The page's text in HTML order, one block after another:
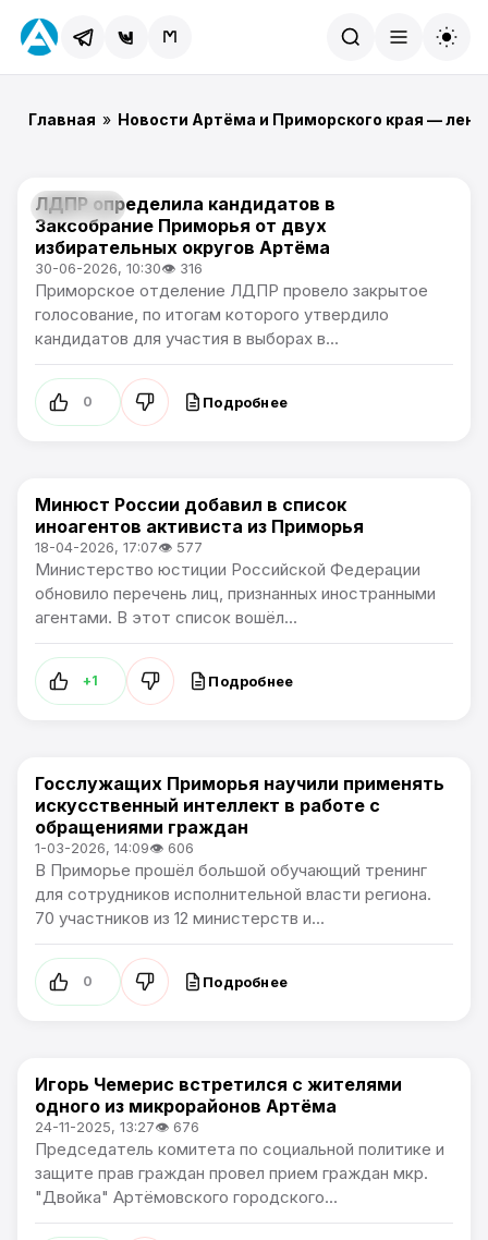
Главная » Новости Артёма и Приморского края —
Политика
ЛДПР определила кандидатов в
Заксобрание Приморья от двух
избирательных округов Артёма
30-06-2026, 10:30👁 316
Приморское отделение ЛДПР провело закрытое
голосование, по итогам которого утвердило
кандидатов для участия в выборах в...
0 Подробнее
Политика
Минюст России добавил в список
иноагентов активиста из Приморья
18-04-2026, 17:07👁 577
Министерство юстиции Российской Федерации
обновило перечень лиц, признанных иностранными
агентами. В этот список вошёл...
+1 Подробнее
Политика / Общество / Новости Приморского края
Госслужащих Приморья научили применять
искусственный интеллект в работе с
обращениями граждан
1-03-2026, 14:09👁 606
В Приморье прошёл большой обучающий тренинг
для сотрудников исполнительной власти региона.
70 участников из 12 министерств и...
0 Подробнее
Политика
Игорь Чемерис встретился с жителями
одного из микрорайонов Артёма
24-11-2025, 13:27👁 676
Председатель комитета по социальной политике и
защите прав граждан провел прием граждан мкр.
"Двойка" Артёмовского городского...